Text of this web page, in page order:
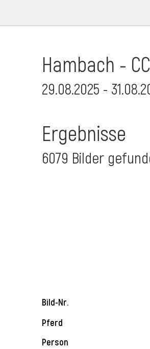
Hambach -
29.08.2025 -
Ergebnisse
6079 Bilder
Bild-Nr.
Pferd
Person